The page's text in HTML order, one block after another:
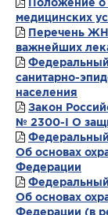
медицинских
Перечень
важнейших
санитарно-
населения
Закон
№ 2300-I О
Об основах
Федерации
Об основах
Федерации (в